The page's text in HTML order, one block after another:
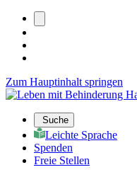
Zum Hauptinhalt springen
Suche
Leichte Sprache
Spenden
Freie Stellen